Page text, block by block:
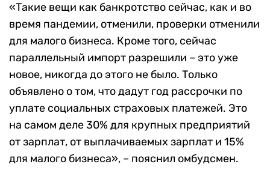
«Такие вещи как банкротство сейчас, как и во
время пандемии, отменили, проверки отменили
для малого бизнеса. Кроме того, сейчас
параллельный импорт разрешили – это уже
новое, никогда до этого не было. Только
объявлено о том, что дадут год рассрочки по
уплате социальных страховых платежей. Это
на самом деле 30% для крупных предприятий
от зарплат, от выплачиваемых зарплат и 15%
для малого бизнеса», – пояснил омбудсмен.